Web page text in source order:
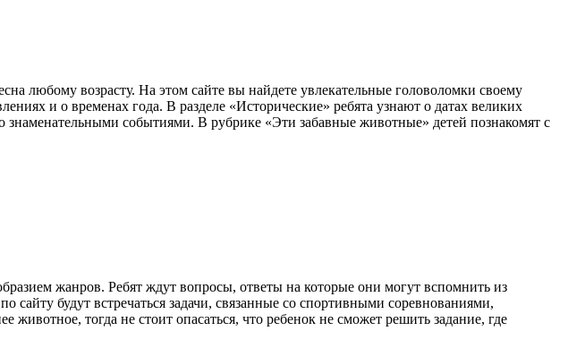
любому возрасту. На этом сайте вы найдете увлекательные головоломки своему
и о временах года. В разделе «Исторические» ребята узнают о датах великих
событиями. В рубрике «Эти забавные животные» детей познакомят с
жанров. Ребят ждут вопросы, ответы на которые они могут вспомнить из
будут встречаться задачи, связанные со спортивными соревнованиями,
тогда не стоит опасаться, что ребенок не сможет решить задание, где